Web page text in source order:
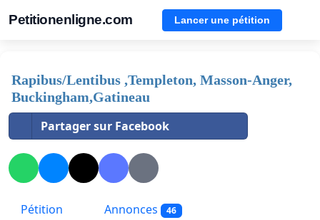
Petitionenligne.com Lancer une pétition
Rapibus/Lentibus ,Templeton, Masson-Anger,
Buckingham,Gatineau
Partager sur Facebook
Pétition Annonces 46